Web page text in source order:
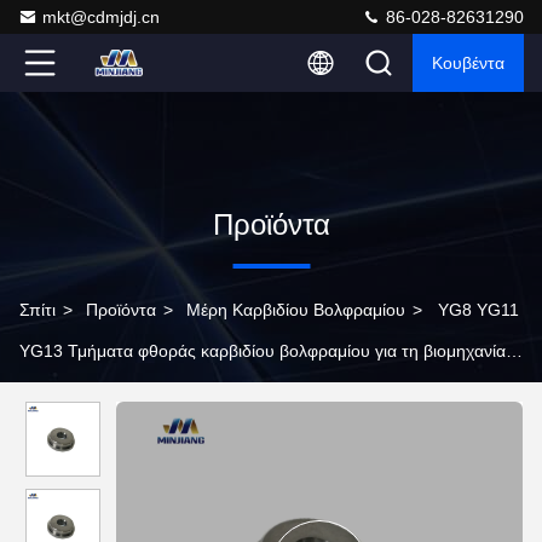
mkt@cdmjdj.cn 86-028-82631290
Κουβέντα
Προϊόντα
Σπίτι > Προϊόντα > Μέρη Καρβιδίου Βολφραμίου > YG8 YG11
YG13 Τμήματα φθοράς καρβιδίου βολφραμίου για τη βιομηχανία